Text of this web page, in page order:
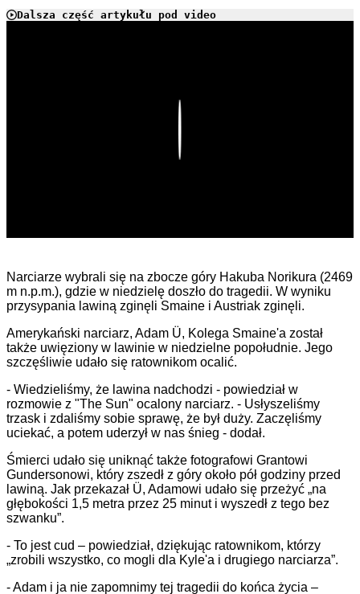
Dalsza część artykułu pod video
Narciarze wybrali się na zbocze góry Hakuba Norikura (2469
m n.p.m.), gdzie w niedzielę doszło do tragedii. W wyniku
przysypania lawiną zginęli Smaine i Austriak zginęli.
Amerykański narciarz, Adam Ü, Kolega Smaine'a został
także uwięziony w lawinie w niedzielne popołudnie. Jego
szczęśliwie udało się ratownikom ocalić.
- Wiedzieliśmy, że lawina nadchodzi - powiedział w
rozmowie z "The Sun" ocalony narciarz. - Usłyszeliśmy
trzask i zdaliśmy sobie sprawę, że był duży. Zaczęliśmy
uciekać, a potem uderzył w nas śnieg - dodał.
Śmierci udało się uniknąć także fotografowi Grantowi
Gundersonowi, który zszedł z góry około pół godziny przed
lawiną. Jak przekazał Ü, Adamowi udało się przeżyć „na
głębokości 1,5 metra przez 25 minut i wyszedł z tego bez
szwanku”.
- To jest cud – powiedział, dziękując ratownikom, którzy
„zrobili wszystko, co mogli dla Kyle'a i drugiego narciarza”.
- Adam i ja nie zapomnimy tej tragedii do końca życia –